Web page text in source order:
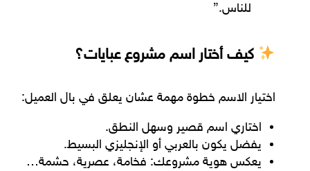
للناس.”
كيف أختار اسم مشروع عبايات؟
اختيار الاسم خطوة مهمة عشان يعلق في بال العميل:
اختاري اسم قصير وسهل النطق.
يفضل يكون بالعربي أو الإنجليزي البسيط.
يعكس هوية مشروعك: فخامة، عصرية، حشمة…